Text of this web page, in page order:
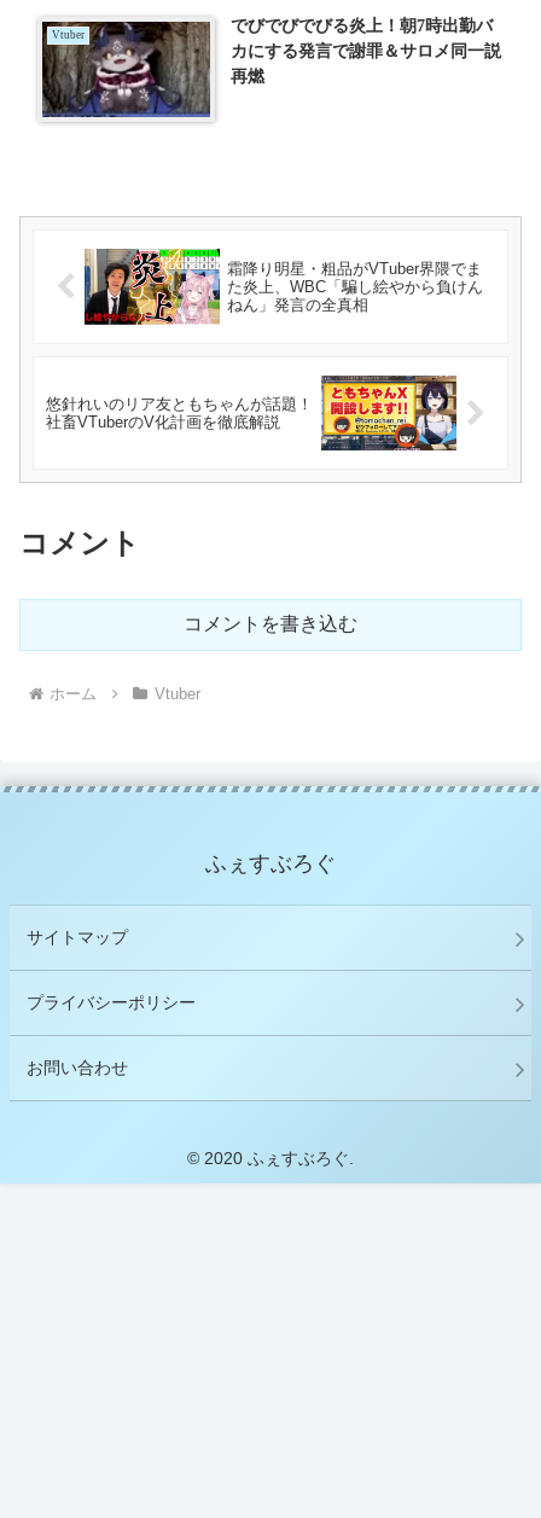
Vtuber
でびでびでびる炎上！朝7時出勤バ
カにする発言で謝罪＆サロメ同一説
再燃
霜降り明星・粗品がVTuber界隈でま
た炎上、WBC「騙し絵やから負けん
ねん」発言の全真相
悠針れいのリア友ともちゃんが話題！
社畜VTuberのV化計画を徹底解説
コメント
コメントを書き込む
ホーム Vtuber
ふぇすぶろぐ
サイトマップ
プライバシーポリシー
お問い合わせ
© 2020 ふぇすぶろぐ.